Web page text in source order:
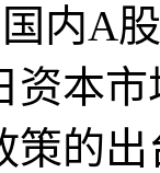
内A
资本
策的